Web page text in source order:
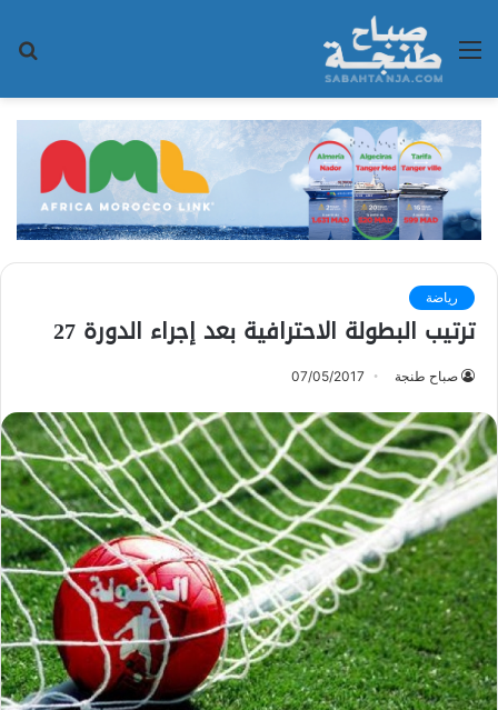
القائمة
رياضة
ترتيب البطولة الاحترافية بعد إجراء الدورة 27
صباح طنجة 07/05/2017